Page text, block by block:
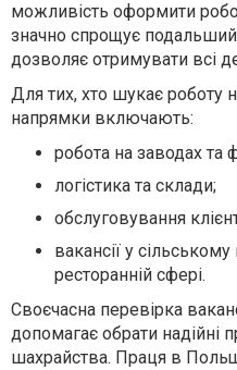
можливість оформити
значно спрощує подальший
дозволяє отримувати всі
Для тих, хто шукає роботу
напрямки включають:
робота на заводах та
логістика та склади;
обслуговування
вакансії у
ресторанній сфері.
Своєчасна перевірка
допомагає обрати надійні
шахрайства. Праця в